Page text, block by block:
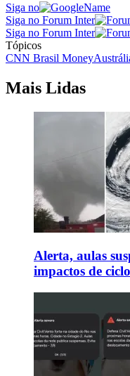
Siga no
Siga no Forum Inter
Siga no Forum Inter
Tópicos
CNN Brasil Money
Mais Lidas
Alerta, aulas
impactos de